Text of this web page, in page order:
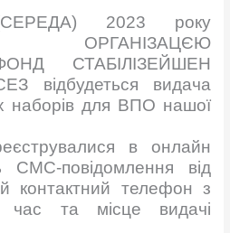
2023 року
ОРГАНІЗАЦЄЮ
СТАБІЛІЗЕЙШЕН
відбудеться видача
наборів для ВПО нашої
в онлайн
СМС-повідомлення від
контактний телефон з
час та місце видачі